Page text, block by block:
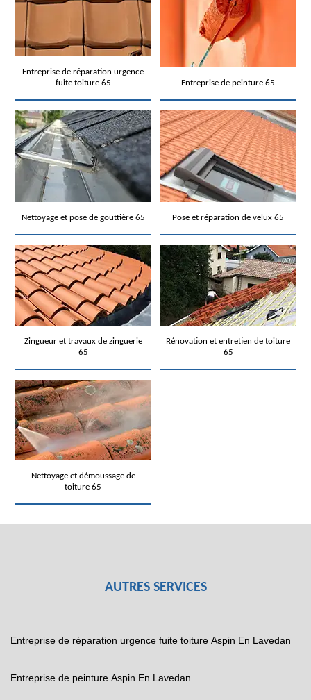
Entreprise de réparation urgence
fuite toiture 65
Entreprise de peinture 65
Nettoyage et pose de gouttière 65 Pose et réparation de velux 65
Zingueur et travaux de zinguerie
65
Rénovation et entretien de toiture
65
Nettoyage et démoussage de
toiture 65
AUTRES SERVICES
Entreprise de réparation urgence fuite toiture Aspin En Lavedan
Entreprise de peinture Aspin En Lavedan